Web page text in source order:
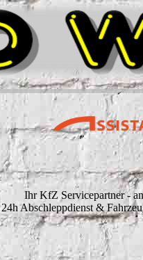
Ihr KfZ Servicepartner -
24h Abschleppdienst &